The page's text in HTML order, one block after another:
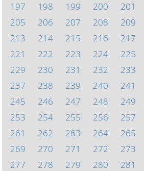
197
198 199 200 201
205
206 207 208 209
213
214 215 216 217
221
222 223 224 225
229
230 231 232 233
237
238 239 240 241
245
246 247 248 249
253
254 255 256 257
261
262 263 264 265
269
270 271 272 273
277
278 279 280 281